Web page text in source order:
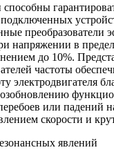
способны
преобразователи
напряжении в
до 10%.
частоты
электродвигателя
или падений
скорости и
явлений